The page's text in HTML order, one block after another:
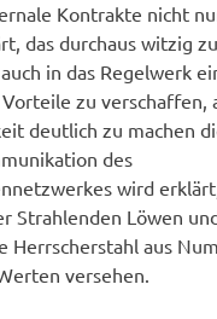
Kontrakte nicht
das durchaus witzig
in das Regelwerk
zu verschaffen,
deutlich zu machen
des
wird
Strahlenden Löwen
Herrscherstahl aus
versehen.